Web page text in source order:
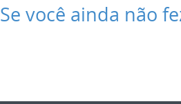
Se você ainda não